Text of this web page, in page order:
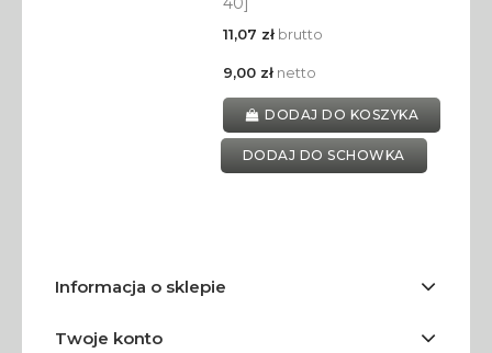
11,07 złbrutto
9,00 złnetto
DODAJ DO KOSZYKA
DODAJ DO SCHOWKA
Informacja o sklepie
Twoje konto